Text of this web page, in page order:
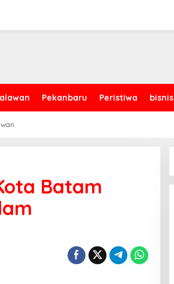
Pekanbaru Peristiwa bisnis
Batam